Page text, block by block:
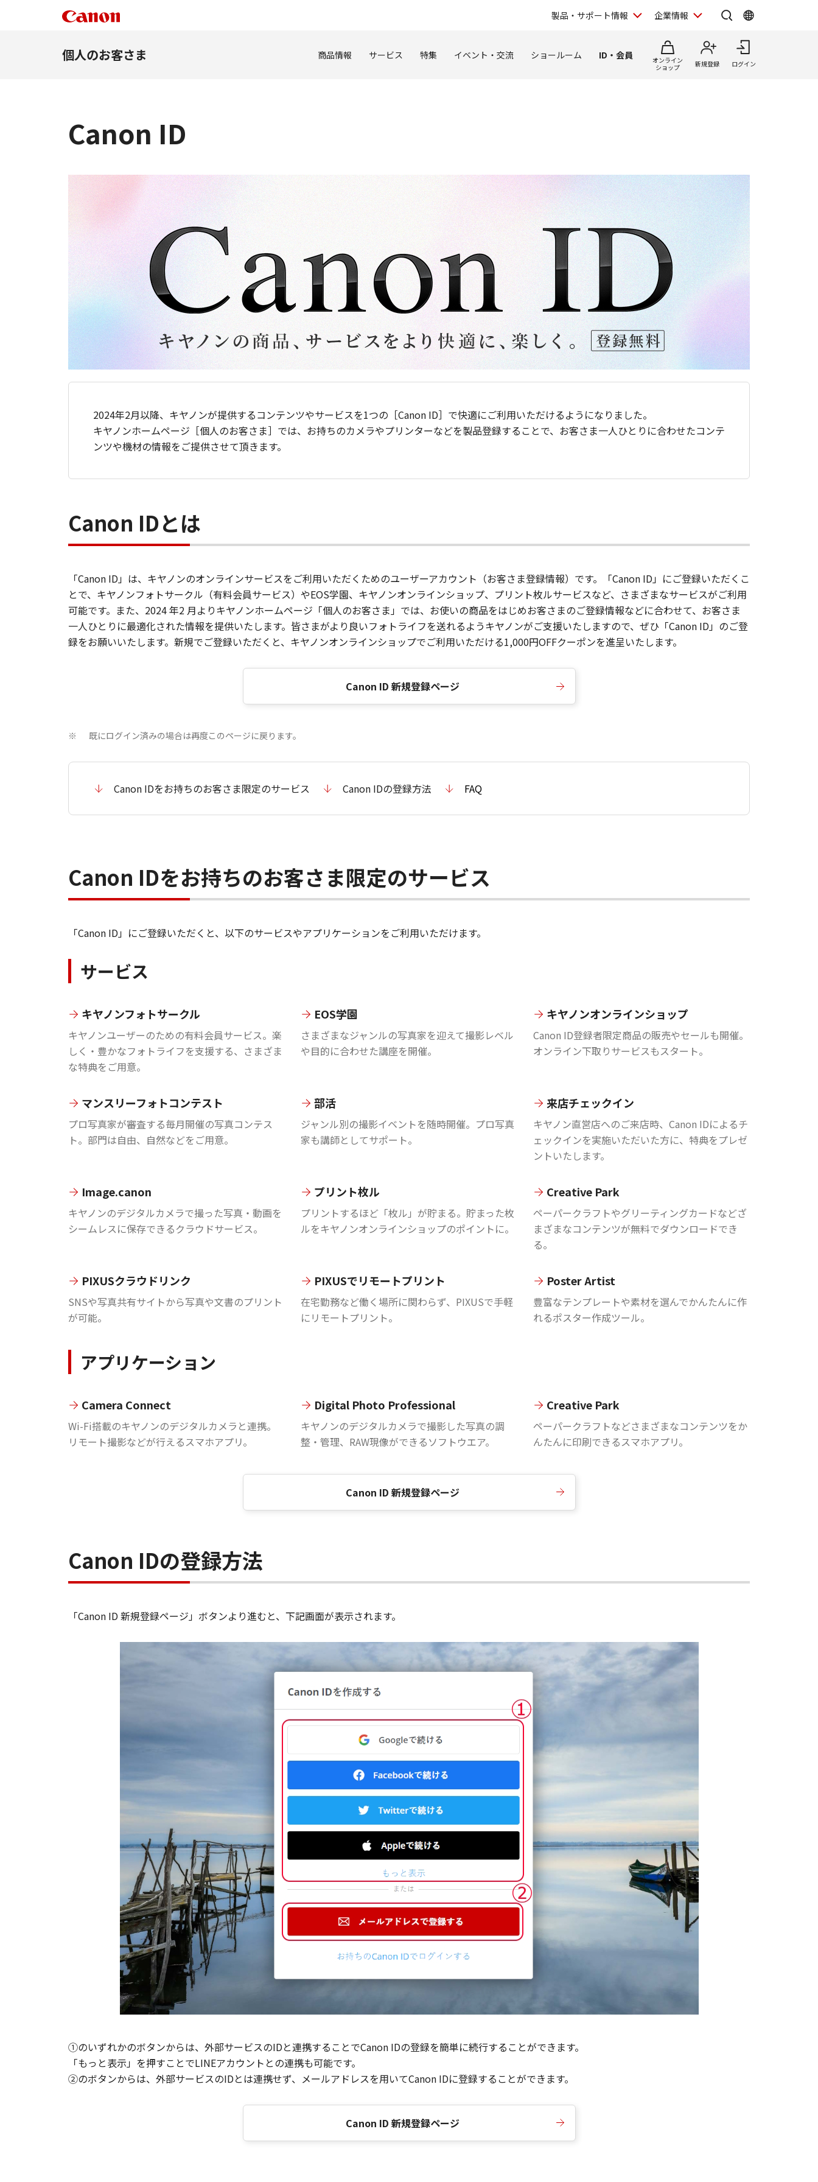
製品・サポート情報 企業情報
個人のお客さま 商品情報 サービス 特集 イベント・交流 ショールーム ID・会員
オンライン
ショップ
新規登録 ログイン
Canon ID
2024年2月以降、キヤノンが提供するコンテンツやサービスを1つの［Canon ID］で快適にご利用いただけるようになりました。
キヤノンホームページ［個人のお客さま］では、お持ちのカメラやプリンターなどを製品登録することで、お客さま一人ひとりに合わせたコンテ
ンツや機材の情報をご提供させて頂きます。
Canon IDとは
「Canon ID」は、キヤノンのオンラインサービスをご利用いただくためのユーザーアカウント（お客さま登録情報）です。「Canon ID」にご登録いただくこ
とで、キヤノンフォトサークル（有料会員サービス）やEOS学園、キヤノンオンラインショップ、プリント枚ルサービスなど、さまざまなサービスがご利用
可能です。また、2024 年2 月よりキヤノンホームページ「個人のお客さま」では、お使いの商品をはじめお客さまのご登録情報などに合わせて、お客さま
一人ひとりに最適化された情報を提供いたします。皆さまがより良いフォトライフを送れるようキヤノンがご支援いたしますので、ぜひ「Canon ID」のご登
録をお願いいたします。新規でご登録いただくと、キヤノンオンラインショップでご利用いただける1,000円OFFクーポンを進呈いたします。
Canon ID 新規登録ページ
※ 既にログイン済みの場合は再度このページに戻ります。
Canon IDをお持ちのお客さま限定のサービス Canon IDの登録方法 FAQ
Canon IDをお持ちのお客さま限定のサービス
「Canon ID」にご登録いただくと、以下のサービスやアプリケーションをご利用いただけます。
サービス
キヤノンフォトサークル
キヤノンユーザーのための有料会員サービス。楽
しく・豊かなフォトライフを支援する、さまざま
な特典をご用意。
EOS学園
さまざまなジャンルの写真家を迎えて撮影レベル
や目的に合わせた講座を開催。
キヤノンオンラインショップ
Canon ID登録者限定商品の販売やセールも開催。
オンライン下取りサービスもスタート。
マンスリーフォトコンテスト
プロ写真家が審査する毎月開催の写真コンテス
ト。部門は自由、自然などをご用意。
部活
ジャンル別の撮影イベントを随時開催。プロ写真
家も講師としてサポート。
来店チェックイン
キヤノン直営店へのご来店時、Canon IDによるチ
ェックインを実施いただいた方に、特典をプレゼ
ントいたします。
Image.canon
キヤノンのデジタルカメラで撮った写真・動画を
シームレスに保存できるクラウドサービス。
プリント枚ル
プリントするほど「枚ル」が貯まる。貯まった枚
ルをキヤノンオンラインショップのポイントに。
Creative Park
ペーパークラフトやグリーティングカードなどざ
まざまなコンテンツが無料でダウンロードでき
る。
PIXUSクラウドリンク
SNSや写真共有サイトから写真や文書のプリント
が可能。
PIXUSでリモートプリント
在宅勤務など働く場所に関わらず、PIXUSで手軽
にリモートプリント。
Poster Artist
豊富なテンプレートや素材を選んでかんたんに作
れるポスター作成ツール。
アプリケーション
Camera Connect
Wi-Fi搭載のキヤノンのデジタルカメラと連携。
リモート撮影などが行えるスマホアプリ。
Digital Photo Professional
キヤノンのデジタルカメラで撮影した写真の調
整・管理、RAW現像ができるソフトウエア。
Creative Park
ペーパークラフトなどさまざまなコンテンツをか
んたんに印刷できるスマホアプリ。
Canon ID 新規登録ページ
Canon IDの登録方法
「Canon ID 新規登録ページ」ボタンより進むと、下記画面が表示されます。
①のいずれかのボタンからは、外部サービスのIDと連携することでCanon IDの登録を簡単に続行することができます。
「もっと表示」を押すことでLINEアカウントとの連携も可能です。
②のボタンからは、外部サービスのIDとは連携せず、メールアドレスを用いてCanon IDに登録することができます。
Canon ID 新規登録ページ